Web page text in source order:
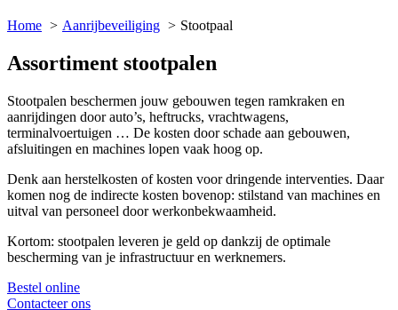
Home Aanrijbeveiliging Stootpaal
Assortiment stootpalen
Stootpalen beschermen jouw gebouwen tegen ramkraken en
aanrijdingen door auto’s, heftrucks, vrachtwagens,
terminalvoertuigen … De kosten door schade aan gebouwen,
afsluitingen en machines lopen vaak hoog op.
Denk aan herstelkosten of kosten voor dringende interventies. Daar
komen nog de indirecte kosten bovenop: stilstand van machines en
uitval van personeel door werkonbekwaamheid.
Kortom: stootpalen leveren je geld op dankzij de optimale
bescherming van je infrastructuur en werknemers.
Bestel online
Contacteer ons